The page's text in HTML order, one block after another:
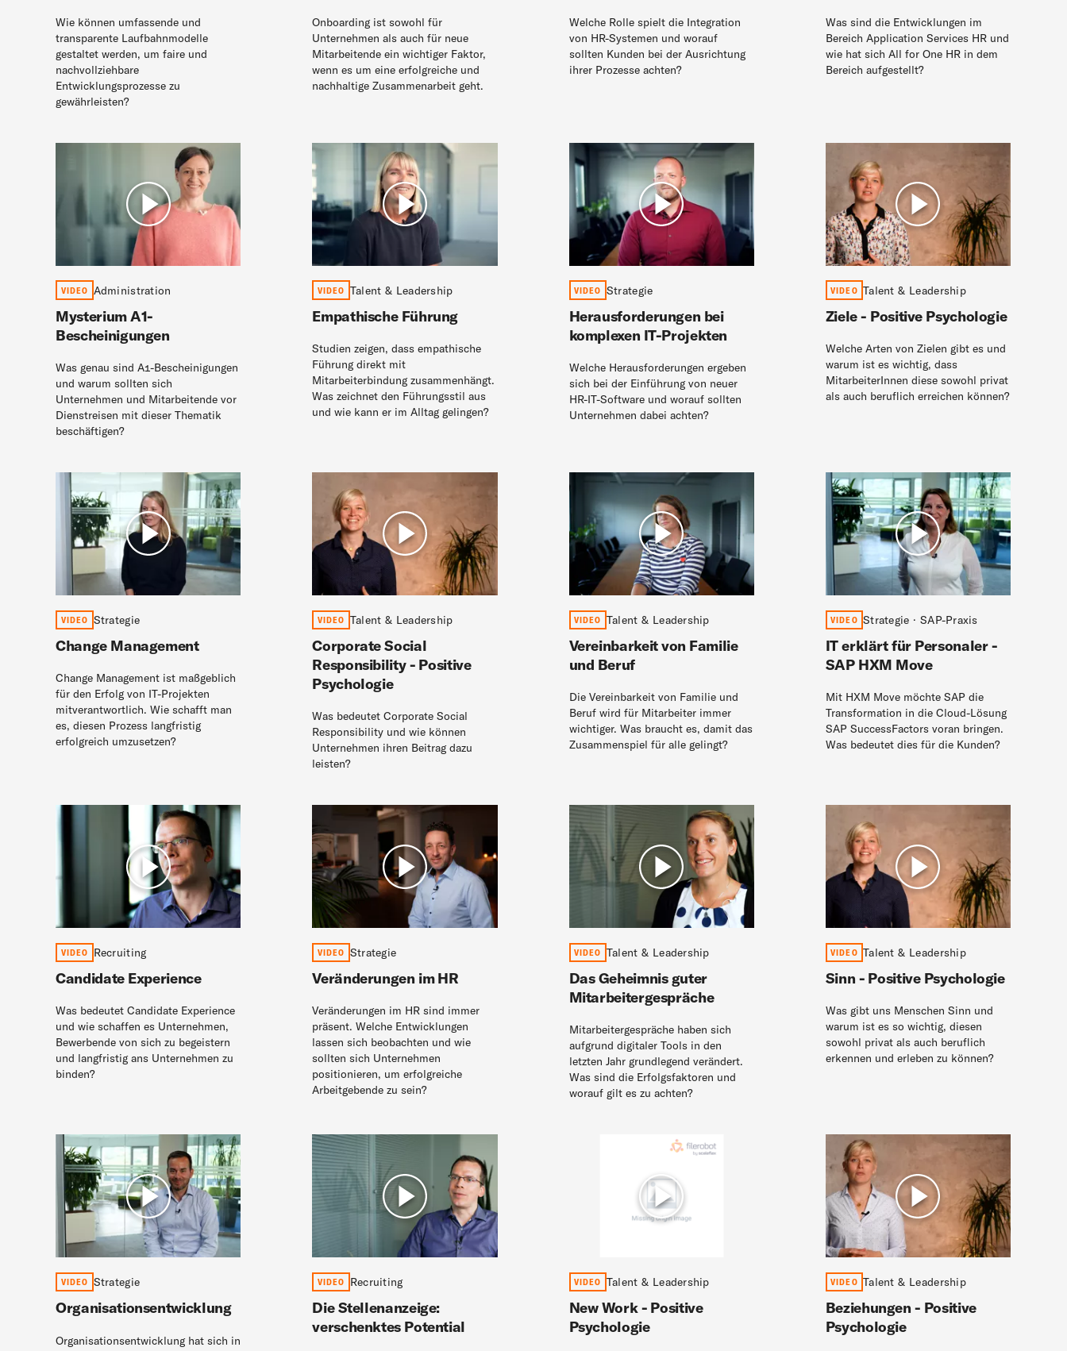
Wie können umfassende und
transparente Laufbahnmodelle
gestaltet werden, um faire und
nachvollziehbare
Entwicklungsprozesse zu
gewährleisten?
Onboarding ist sowohl für
Unternehmen als auch für neue
Mitarbeitende ein wichtiger Faktor,
wenn es um eine erfolgreiche und
nachhaltige Zusammenarbeit geht.
Welche Rolle spielt die Integration
von HR-Systemen und worauf
sollten Kunden bei der Ausrichtung
ihrer Prozesse achten?
Was sind die Entwicklungen im
Bereich Application Services HR und
wie hat sich All for One HR in dem
Bereich aufgestellt?
VIDEO Administration
Mysterium A1-
Bescheinigungen
Was genau sind A1-Bescheinigungen
und warum sollten sich
Unternehmen und Mitarbeitende vor
Dienstreisen mit dieser Thematik
beschäftigen?
VIDEO Talent & Leadership
Empathische Führung
Studien zeigen, dass empathische
Führung direkt mit
Mitarbeiterbindung zusammenhängt.
Was zeichnet den Führungsstil aus
und wie kann er im Alltag gelingen?
VIDEO Strategie
Herausforderungen bei
komplexen IT-Projekten
Welche Herausforderungen ergeben
sich bei der Einführung von neuer
HR-IT-Software und worauf sollten
Unternehmen dabei achten?
VIDEO Talent & Leadership
Ziele - Positive Psychologie
Welche Arten von Zielen gibt es und
warum ist es wichtig, dass
MitarbeiterInnen diese sowohl privat
als auch beruflich erreichen können?
VIDEO Strategie
Change Management
Change Management ist maßgeblich
für den Erfolg von IT-Projekten
mitverantwortlich. Wie schafft man
es, diesen Prozess langfristig
erfolgreich umzusetzen?
VIDEO Talent & Leadership
Corporate Social
Responsibility - Positive
Psychologie
Was bedeutet Corporate Social
Responsibility und wie können
Unternehmen ihren Beitrag dazu
leisten?
VIDEO Talent & Leadership
Vereinbarkeit von Familie
und Beruf
Die Vereinbarkeit von Familie und
Beruf wird für Mitarbeiter immer
wichtiger. Was braucht es, damit das
Zusammenspiel für alle gelingt?
VIDEO Strategie · SAP-Praxis
IT erklärt für Personaler -
SAP HXM Move
Mit HXM Move möchte SAP die
Transformation in die Cloud-Lösung
SAP SuccessFactors voran bringen.
Was bedeutet dies für die Kunden?
VIDEO Recruiting
Candidate Experience
Was bedeutet Candidate Experience
und wie schaffen es Unternehmen,
Bewerbende von sich zu begeistern
und langfristig ans Unternehmen zu
binden?
VIDEO Strategie
Veränderungen im HR
Veränderungen im HR sind immer
präsent. Welche Entwicklungen
lassen sich beobachten und wie
sollten sich Unternehmen
positionieren, um erfolgreiche
Arbeitgebende zu sein?
VIDEO Talent & Leadership
Das Geheimnis guter
Mitarbeiter­ge­spräche
Mitarbeitergespräche haben sich
aufgrund digitaler Tools in den
letzten Jahr grundlegend verändert.
Was sind die Erfolgsfaktoren und
worauf gilt es zu achten?
VIDEO Talent & Leadership
Sinn - Positive Psychologie
Was gibt uns Menschen Sinn und
warum ist es so wichtig, diesen
sowohl privat als auch beruflich
erkennen und erleben zu können?
VIDEO Strategie
Organisations­entwicklung
Organisationsentwicklung hat sich in
VIDEO Recruiting
Die Stellenanzeige:
verschenktes Potential
VIDEO Talent & Leadership
New Work - Positive
Psychologie
VIDEO Talent & Leadership
Beziehungen - Positive
Psychologie